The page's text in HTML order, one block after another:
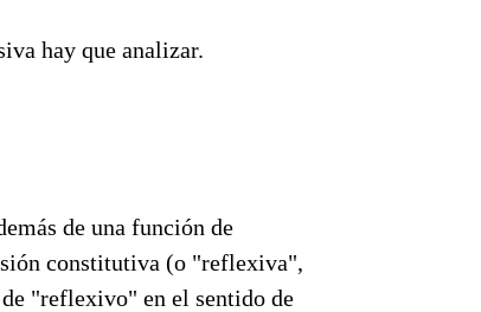
hay que analizar.
de una función de
constitutiva (o "reflexiva",
"reflexivo" en el sentido de